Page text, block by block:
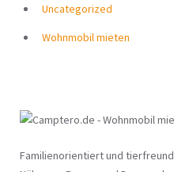
Uncategorized
Wohnmobil mieten
Familienorientiert und